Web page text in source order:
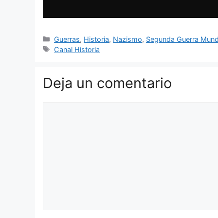
Categorías
Guerras, Historia, Nazismo, Segunda Guerra
Etiquetas
Canal Historia
Deja un comentario